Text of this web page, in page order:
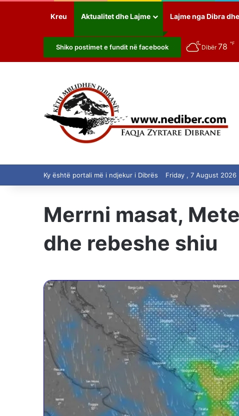
Kreu Aktualitet dhe Lajme Lajme nga Dibra
Shiko postimet e fundit në facebook Dibër 78 ℉
Ky është portali më i ndjekur i Dibrës Friday , 7 August 2026
Merrni masat,
dhe rebeshe shiu